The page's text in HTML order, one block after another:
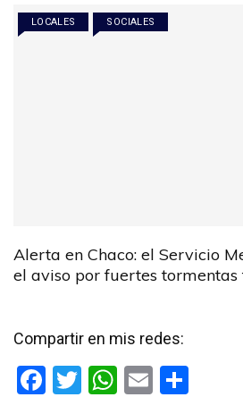
LOCALES SOCIALES
Alerta en Chaco: el Servicio
el aviso por fuertes
Compartir en mis redes:
F
T
W E